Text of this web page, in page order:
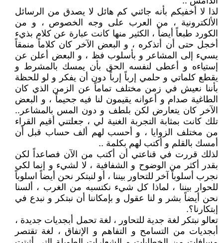
لذا لا أخفيكم بأنه جائني كم هائل لا يصدق من الرسائل
الألكترونية ، من العرب على وجه الخصوص ، و من
الكورد طبعاً أيضاً ، الكثير منها كانت عبارة عن كلام بذيء
أخجل حتى أن أتذكره ، و البعض الآخر كان كلاماً منمقاً
يسيء إلى المشاعر و بأسلوب فظ ، و البعض أعلن عن
إستياءه و أعطى لنفسه الحق بأن يمسك بالمشرط و
يقطع كلماتي و حلمي إرباً إرباً دون أن يفكر و لو للحظة
بأننا نعيش في زمن مختلف تماماً عن الزمن الذي كان
الطاغية صدام و أعوانه يقيمون لنا فيه جحيماً ، و البعض
الآخر كان يتعارض لكن بلطف و دون المس بالمشاعر..
تلك كانت بمثابة التجربة الغنية لي ، جعلتني أقيم القراء
من مختلف الزوايا ، و أحسب لهم ألف حساب قبل أن
أمسك بالقلم و أكتب لهم بكلمة ..
لذلك قررت في قناعتي أن أكتب من الآن فصاعداً لكن
بقدر أكثر من الوضوح و الشفافية ، لا لشيء و إنما لكي
نجرب أسلوباً آخر للتحاور بيننا ، أو لنبتكر نحن أيضاً اسلوباً
للحوار بيننا ، لماذا كل شيء نكتسبه من الغرب ، ألسنا
نحن أيضاً بشر و لنا عقول و بإمكاننا أن نبتكر و نبدع في
إبتكارنا؟.
تعالو نبتكر لغة جدية للتحاور ، لغة تحمل أبجديات جديدة ،
أبجديات من التسامح و التفاهم و الإتفاق ، لغة تقتصر